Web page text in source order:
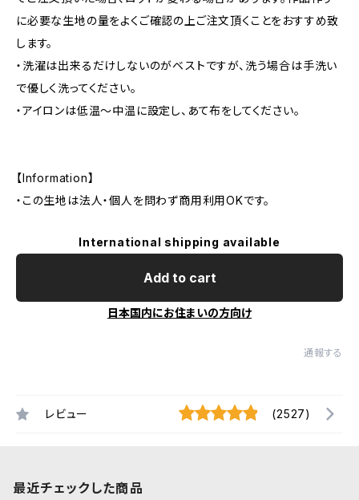
に必要な生地の量をよくご確認の上ご注文頂くことをおすすめ致
します。
・洗濯は出来るだけしないのがベストですが、洗う場合は手洗い
で優しく洗ってください。
・アイロンは低温〜中温に設定し、あて布をしてください。
【Information】
・この生地は法人・個人を問わず商用利用OKです。
International shipping available
Add to cart
日本国内にお住まいの方向け
通報する
レビュー (2527)
最近チェックした商品